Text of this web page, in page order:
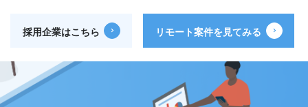
採用企業はこちら リモート案件を見てみる